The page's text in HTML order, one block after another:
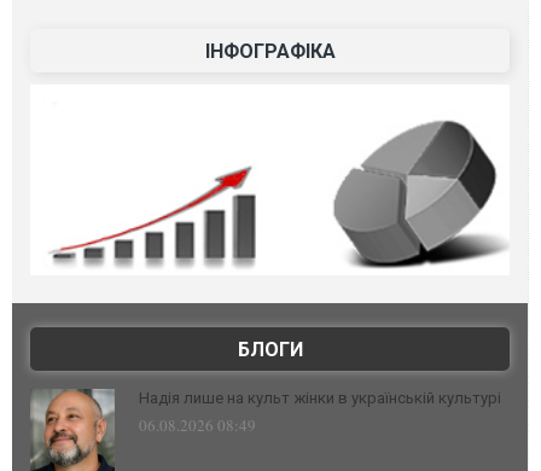
ІНФОГРАФІКА
БЛОГИ
Надія лише на культ жінки в українській культурі
06.08.2026 08:49